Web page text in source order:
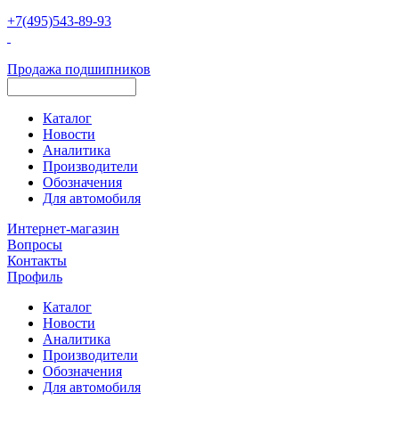
+7(495)543-89-93
Продажа подшипников
Каталог
Новости
Аналитика
Производители
Обозначения
Для автомобиля
Интернет-магазин
Вопросы
Контакты
Профиль
Каталог
Новости
Аналитика
Производители
Обозначения
Для автомобиля